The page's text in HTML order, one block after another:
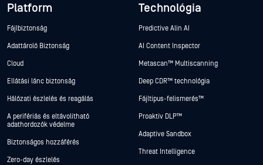
Platform
Fájlbiztonság
Adattároló Biztonság
Cloud
Ellátási lánc biztonság
Hálózati észlelés és reagálás
A perifériás és eltávolítható
adathordozók védelme
Biztonságos hozzáférés
Zero-day észlelés
Technológia
Predictive Alin AI
AI Content Inspector
Metascan™ Multiscanning
Deep CDR™ technológia
Fájltípus-felismerés™
Proaktív DLP™
Adaptive Sandbox
Threat Intelligence